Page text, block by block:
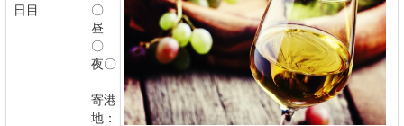
日目
〇
昼
〇
夜〇
寄港
地：